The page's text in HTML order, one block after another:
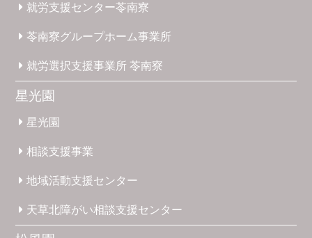
就労支援センター苓南寮
苓南寮グループホーム事業所
就労選択支援事業所苓南寮
星光園
星光園
相談支援事業
地域活動支援センター
天草北障がい相談支援センター